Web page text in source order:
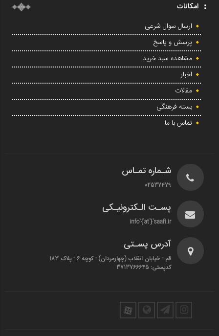
امکانات
ارسال سوال شرعی
پرسش و پاسخ
مشاهده سبد خرید
اخبار
مقالات
بسته فرهنگی
تماس با ما
شـماره تمـاس
02537479
پسـت الـکترونیـکی
info`{`at`}`saafi.ir
آدرس پسـتی
قم - خیابان انقلاب (چهارمردان)‌ - کوچه 6 - پلاک 183
کدپستی: 3713766645